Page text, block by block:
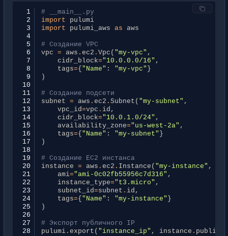
1
# __main__.py
2
import
pulumi
3
import pulumi_aws as
aws
4
5
# Создание VPC
6
vpc = aws . ec2 . Vpc ( "my-vpc" ,
7
cidr_block="10.0.0.0/16" ,
8
tags={ "Name" : "my-vpc" }
9
)
10
11
# Создание подсети
12
subnet = aws . ec2 . Subnet ( "my-subnet" ,
13
vpc_id=vpc . id ,
14
cidr_block="10.0.1.0/24" ,
15
availability_zone="us-west-2a" ,
16
tags={ "Name" : "my-subnet" }
17
)
18
19
# Создание EC2 инстанса
20
instance = aws . ec2 . Instance ( "my-instance" ,
21
ami="ami-0c02fb55956c7d316" ,
22
instance_type="t3.micro" ,
23
subnet_id=subnet . id ,
24
tags={ "Name" : "my-instance" }
25
)
26
27
# Экспорт публичного IP
28
pulumi. export ( "instance_ip" , instance .